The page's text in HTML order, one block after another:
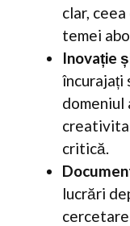
clar,
temei
Inovație
încurajați
critică.
lucrări